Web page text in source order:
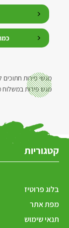
מגשי פירות
מגש פירות
קטגוריות
בלוג פרוטיז
מפת אתר
תנאי שימוש